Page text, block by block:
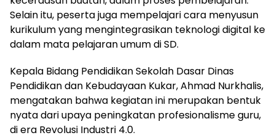
Selain itu, peserta juga mempelajari cara menyusun
kurikulum yang mengintegrasikan teknologi digital ke
dalam mata pelajaran umum di SD.
Kepala Bidang Pendidikan Sekolah Dasar Dinas
Pendidikan dan Kebudayaan Kukar, Ahmad Nurkhalis,
mengatakan bahwa kegiatan ini merupakan bentuk
nyata dari upaya peningkatan profesionalisme guru,
di era Revolusi Industri 4.0.